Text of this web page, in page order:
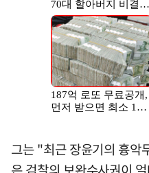
그는 "최근 장윤기의 흉악